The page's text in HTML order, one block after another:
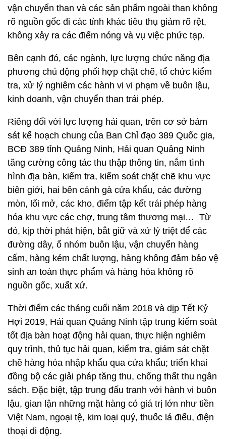
vận chuyển than và các sản phẩm ngoài than không
rõ nguồn gốc đi các tỉnh khác tiêu thụ giảm rõ rệt,
không xảy ra các điểm nóng và vụ việc phức tạp.
Bên cạnh đó, các ngành, lực lượng chức năng địa
phương chủ động phối hợp chặt chẽ, tổ chức kiểm
tra, xử lý nghiêm các hành vi vi phạm về buôn lậu,
kinh doanh, vận chuyển than trái phép.
Riêng đối với lực lượng hải quan, trên cơ sở bám
sát kế hoạch chung của Ban Chỉ đạo 389 Quốc gia,
BCĐ 389 tỉnh Quảng Ninh, Hải quan Quảng Ninh
tăng cường công tác thu thập thông tin, nắm tình
hình địa bàn, kiểm tra, kiểm soát chặt chẽ khu vực
biên giới, hai bên cánh gà cửa khẩu, các đường
mòn, lối mở, các kho, điểm tập kết trái phép hàng
hóa khu vực các chợ, trung tâm thương mại… Từ
đó, kịp thời phát hiện, bắt giữ và xử lý triệt để các
đường dây, ổ nhóm buôn lậu, vận chuyển hàng
cấm, hàng kém chất lượng, hàng không đảm bảo vệ
sinh an toàn thực phẩm và hàng hóa không rõ
nguồn gốc, xuất xứ.
Thời điểm các tháng cuối năm 2018 và dịp Tết Kỷ
Hợi 2019, Hải quan Quảng Ninh tập trung kiểm soát
tốt địa bàn hoạt động hải quan, thực hiện nghiêm
quy trình, thủ tục hải quan, kiểm tra, giám sát chặt
chẽ hàng hóa nhập khẩu qua cửa khẩu; triển khai
đồng bộ các giải pháp tăng thu, chống thất thu ngân
sách. Đặc biệt, tập trung đấu tranh với hành vi buôn
lậu, gian lận những mặt hàng có giá trị lớn như tiền
Việt Nam, ngoại tệ, kim loại quý, thuốc lá điếu, điện
thoại di động.